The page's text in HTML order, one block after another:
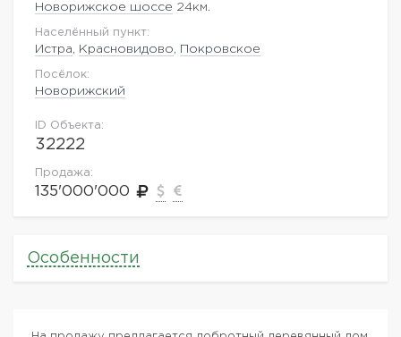
Новорижское шоссе 24км.
Населённый пункт:
Истра Красновидово Покровское
Посёлок:
Новорижский
ID Объекта:
32222
Продажа:
135'000'000
Особенности